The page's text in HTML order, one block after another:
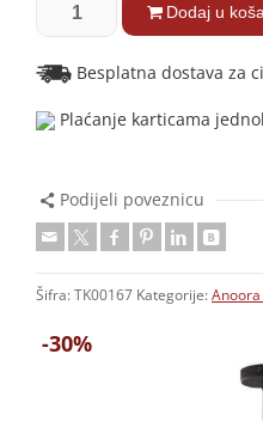
-30%
Dodaj u
Besplatna dostava za
Plaćanje karticama
Podijeli poveznicu
Šifra: TK00167 Kategorije: